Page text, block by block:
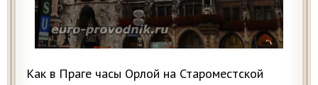
Как в Праге часы Орлой на Староместской